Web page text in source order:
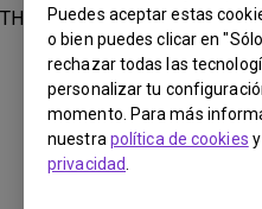
Puedes aceptar estas
o bien puedes clicar en
rechazar todas las
personalizar tu
momento. Para más
nuestra política de cookies
privacidad
TH685i, TK700STi, TK850i,
¿Le ha resultado